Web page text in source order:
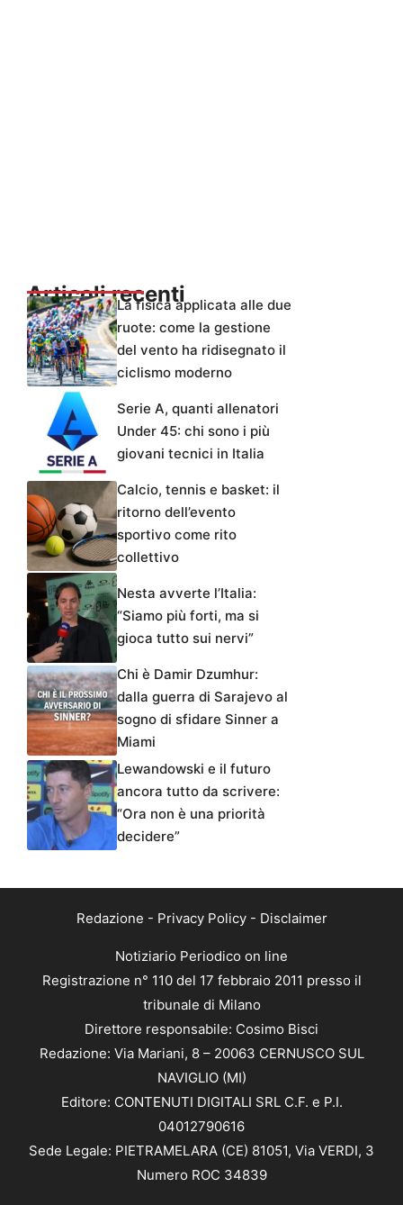
Articoli recentiLa fisica applicata alle due
ruote: come la gestione
del vento ha ridisegnato il
ciclismo moderno
Serie A, quanti allenatori
Under 45: chi sono i più
giovani tecnici in Italia
Calcio, tennis e basket: il
ritorno dell’evento
sportivo come rito
collettivo
Nesta avverte l’Italia:
“Siamo più forti, ma si
gioca tutto sui nervi”
Chi è Damir Dzumhur:
dalla guerra di Sarajevo al
sogno di sfidare Sinner a
Miami
Lewandowski e il futuro
ancora tutto da scrivere:
“Ora non è una priorità
decidere”
Redazione - Privacy Policy- Disclaimer
Notiziario Periodico on line
Registrazione n° 110 del 17 febbraio 2011 presso il
tribunale di Milano
Direttore responsabile: Cosimo Bisci
Redazione: Via Mariani, 8 – 20063 CERNUSCO SUL
NAVIGLIO (MI)
Editore: CONTENUTI DIGITALI SRL C.F. e P.I.
04012790616
Sede Legale: PIETRAMELARA (CE) 81051, Via VERDI, 3
Numero ROC 34839